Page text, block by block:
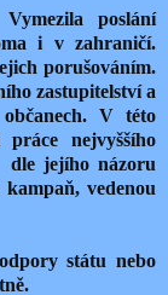
poslání
i v zahraničí.
porušováním.
zastupitelství a
V této
nejvyššího
dle jejího názoru
vedenou
státu nebo